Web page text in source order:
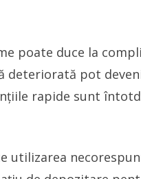
poate duce la
deteriorată pot
rapide sunt
utilizarea